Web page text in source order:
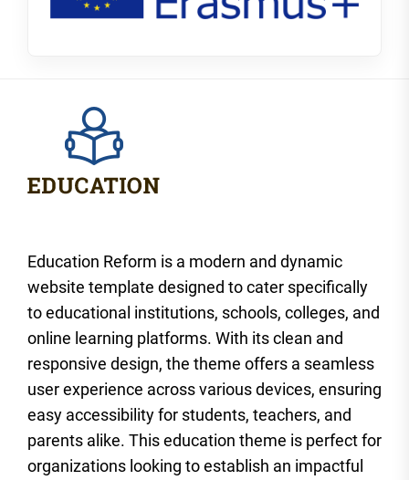
Education Reform is a modern and dynamic
website template designed to cater specifically
to educational institutions, schools, colleges, and
online learning platforms. With its clean and
responsive design, the theme offers a seamless
user experience across various devices, ensuring
easy accessibility for students, teachers, and
parents alike. This education theme is perfect for
organizations looking to establish an impactful